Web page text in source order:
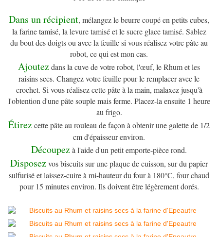
Dans un récipient, mélangez le beurre coupé en petits cubes,
la farine tamisé, la levure tamisé et le sucre glace tamisé. Sablez
du bout des doigts ou avec la feuille si vous réalisez votre pâte au
robot, ce qui est mon cas.
Ajoutezdans la cuve de votre robot, l'œuf, le Rhum et les
raisins secs. Changez votre feuille pour le remplacer avec le
crochet. Si vous réalisez cette pâte à la main, malaxez jusqu'à
l'obtention d'une pâte souple mais ferme. Placez-la ensuite 1 heure
au frigo.
Étirezcette pâte au rouleau de façon à obtenir une galette de 1/2
cm d'épaisseur environ.
Découpezà l'aide d'un petit emporte-pièce rond.
Disposezvos biscuits sur une plaque de cuisson, sur du papier
sulfurisé et laissez-cuire à mi-hauteur du four à 180°C, four chaud
pour 15 minutes environ. Ils doivent être légèrement dorés.